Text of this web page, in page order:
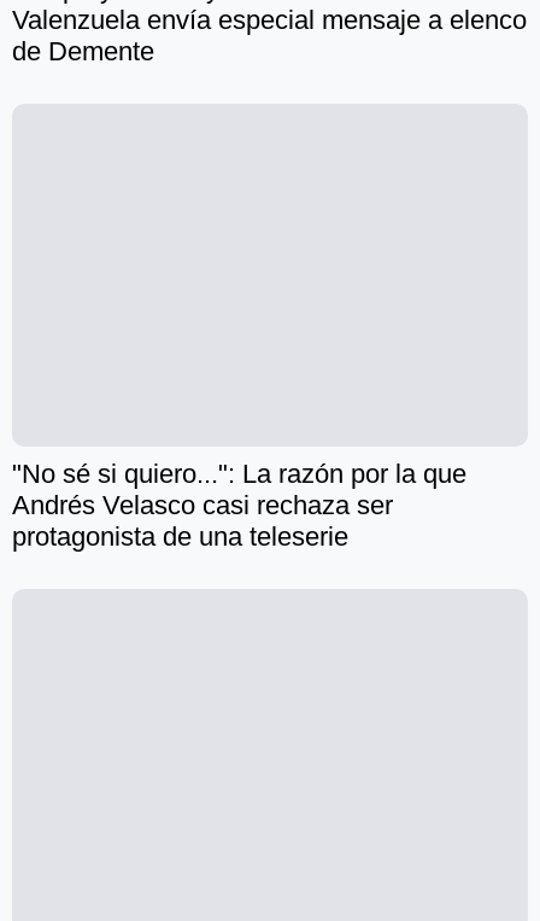
Valenzuela envía especial mensaje a elenco
de Demente
"No sé si quiero...": La razón por la que
Andrés Velasco casi rechaza ser
protagonista de una teleserie